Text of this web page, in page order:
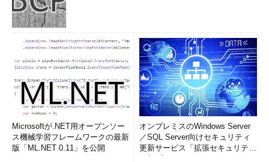
度設計・構築のステップのうち、「社員の格付けを行う」「昇
格・降格ルールを決める」を中心に解説を行います。
筆者紹介
クレイア・コンサルティング
クライアントの企業価値向上・経営革新・持続的な成長を支援
する組織・人事を専門領域とするコンサルティングファーム。
アーサー・アンダーセンからスピンオフした組織・人事チーム
の主力メンバーにより設立。米国型合理主義を熟知したうえ
Microsoftが.NET用オープンソー
ス機械学習フレームワークの最新
版「ML.NET 0.11」を公開
オンプレミスのWindows Server
／SQL Server向けセキュリティ
更新サービス「拡張セキュリティ